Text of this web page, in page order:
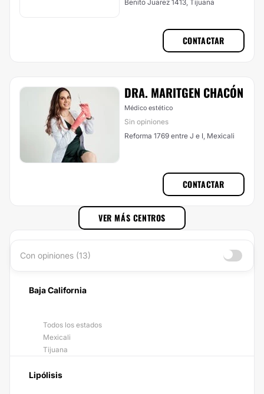
Benito Juarez 1413, Tijuana
CONTACTAR
DRA. MARITGEN CHACÓN
Médico estético
Sin opiniones
Reforma 1769 entre J e I, Mexicali
CONTACTAR
VER MÁS CENTROS
Con opiniones (13)
Baja California
Todos los estados
Mexicali
Tijuana
Lipólisis